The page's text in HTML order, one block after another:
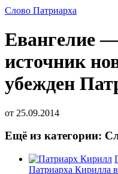
Слово Патриарха
Евангелие
источник
убежден
от 25.09.2014
Ещё из категории:
Патриарха Кирилла